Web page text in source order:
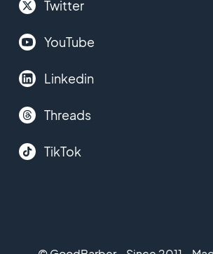
Twitter
YouTube
Linkedin
Threads
TikTok